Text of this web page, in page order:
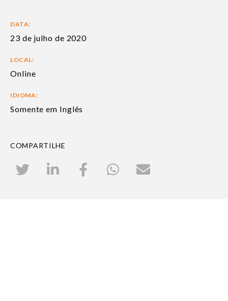
DATA:
23 de julho de 2020
LOCAL:
Online
IDIOMA:
Somente em Inglês
COMPARTILHE